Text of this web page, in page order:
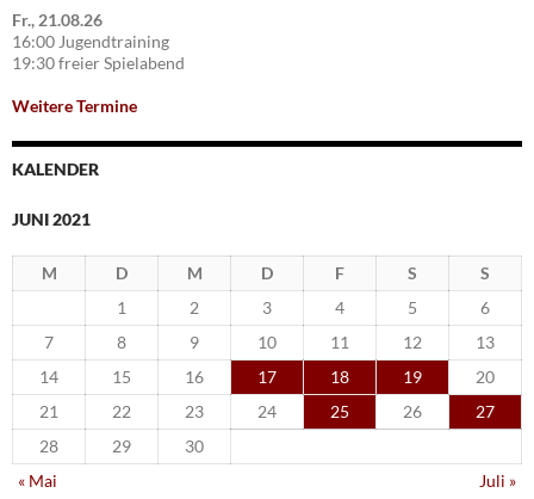
Fr., 21.08.26
16:00 Jugendtraining
19:30 freier Spielabend
Weitere Termine
KALENDER
JUNI 2021
M D M D F S
S
1
2 3 4 5
6
7
8 9 10 11 12
13
14
15 16 17 18 19
20
21
22 23 24 25 26
27
28
29
30
« Mai
Juli »